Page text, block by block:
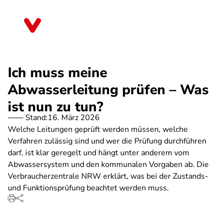
Ich muss meine
Abwasserleitung prüfen – Was
ist nun zu tun?
Stand:16. März 2026
Welche Leitungen geprüft werden müssen, welche
Verfahren zulässig sind und wer die Prüfung durchführen
darf, ist klar geregelt und hängt unter anderem vom
Abwassersystem und den kommunalen Vorgaben ab. Die
Verbraucherzentrale NRW erklärt, was bei der Zustands-
und Funktionsprüfung beachtet werden muss.